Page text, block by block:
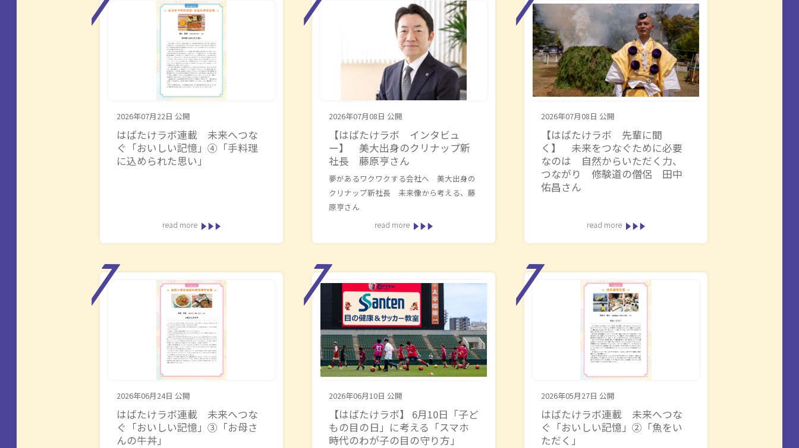
2026年07月22日 公開
はばたけラボ連載 未来へつな
ぐ「おいしい記憶」④「手料理
に込められた思い」
read more
2026年07月08日 公開
【はばたけラボ インタビュ
ー】 美大出身のクリナップ新
社長 藤原亨さん
夢があるワクワクする会社へ 美大出身の
クリナップ新社長 未来像から考える、藤
原亨さん
read more
2026年07月08日 公開
【はばたけラボ 先輩に聞
く】 未来をつなぐために必要
なのは 自然からいただく力、
つながり 修験道の僧侶 田中
佑昌さん
read more
2026年06月24日 公開
はばたけラボ連載 未来へつな
ぐ「おいしい記憶」③「お母さ
んの牛丼」
2026年06月10日 公開
【はばたけラボ】 6月10日「子ど
もの目の日」に考える「スマホ
時代のわが子の目の守り方」
2026年05月27日 公開
はばたけラボ連載 未来へつな
ぐ「おいしい記憶」②「魚をい
ただく」